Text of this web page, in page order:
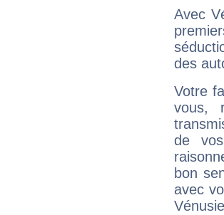
Avec
des
Votre
vous,
de
bon
avec